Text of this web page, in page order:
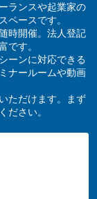
ランスや起業家の
ペースです。
時開催。法人登記
です。
ーンに対応できる
ナールームや動画
ただけます。まず
ださい。